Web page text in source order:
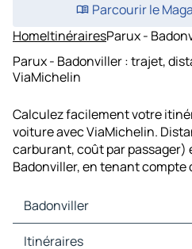
Parcourir le
HomeItinérairesParux -
Parux - Badonviller : trajet,
ViaMichelin
Calculez facilement votre
voiture avec ViaMichelin.
carburant, coût par passager)
Badonviller, en tenant
Badonviller
Badonviller Cartes et plans
Itinéraires